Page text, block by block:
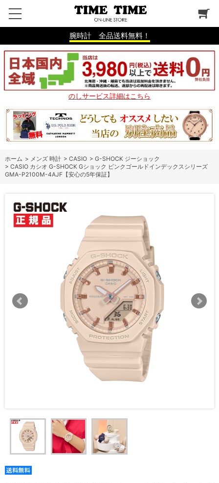
腕時計 全品送料無料！
のしサービス詳細はこちら
ホーム > メンズ 時計 > CASIO > G-SHOCK ジーショック
> CASIO カシオ G-SHOCK Gショック ピンクゴールドインデックスシリーズ
GMA-P2100M-4AJF【安心の5年保証】